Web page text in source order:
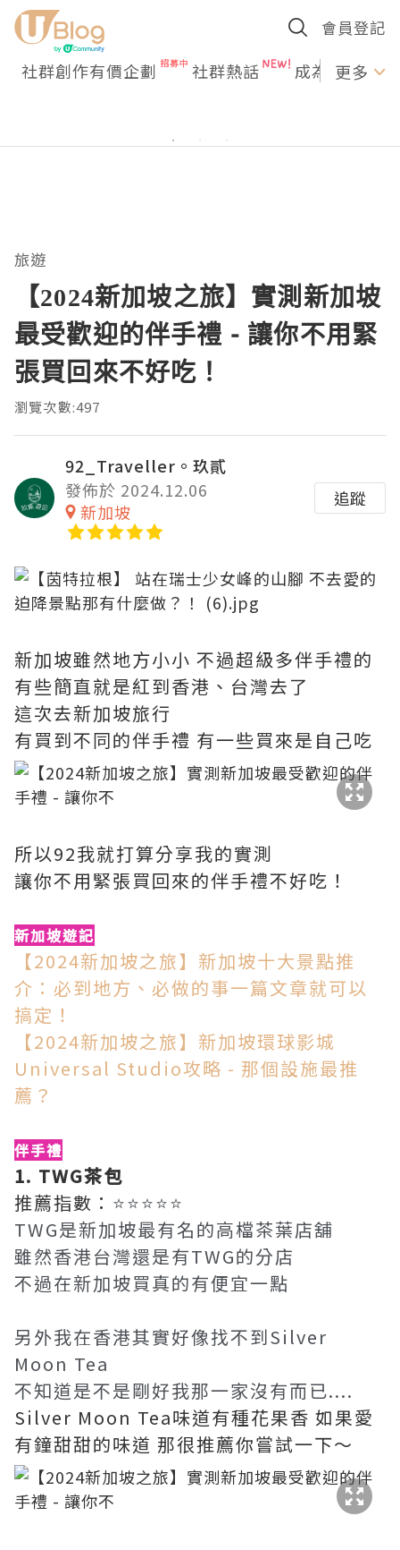
會員登記
社群創作有價企劃 社群熱話 成為U更多
旅遊
【2024新加坡之旅】實測新加坡
最受歡迎的伴手禮 - 讓你不用緊
張買回來不好吃！
瀏覽次數:497
92_Traveller。玖貳
發佈於 2024.12.06
新加坡
追蹤
新加坡雖然地方小小 不過超級多伴手禮的
有些簡直就是紅到香港、台灣去了
這次去新加坡旅行
有買到不同的伴手禮 有一些買來是自己吃
所以92我就打算分享我的實測
讓你不用緊張買回來的伴手禮不好吃！
新加坡遊記
【2024新加坡之旅】新加坡十大景點推
介：必到地方、必做的事一篇文章就可以
搞定！
【2024新加坡之旅】新加坡環球影城
Universal Studio攻略 - 那個設施最推
薦？
伴手禮
1. TWG茶包
推薦指數： ⭐⭐⭐⭐⭐
TWG是新加坡最有名的高檔茶葉店舖
雖然香港台灣還是有TWG的分店
不過在新加坡買真的有便宜一點
另外我在香港其實好像找不到Silver
Moon Tea
不知道是不是剛好我那一家沒有而已....
Silver Moon Tea味道有種花果香 如果愛
有鐘甜甜的味道 那很推薦你嘗試一下～